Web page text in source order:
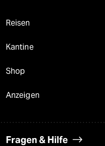
Reisen
Kantine
Shop
Anzeigen
Fragen & Hilfe